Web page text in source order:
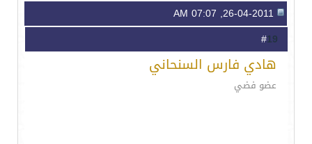
19
هادي فارس السنحاني
عضو فضي